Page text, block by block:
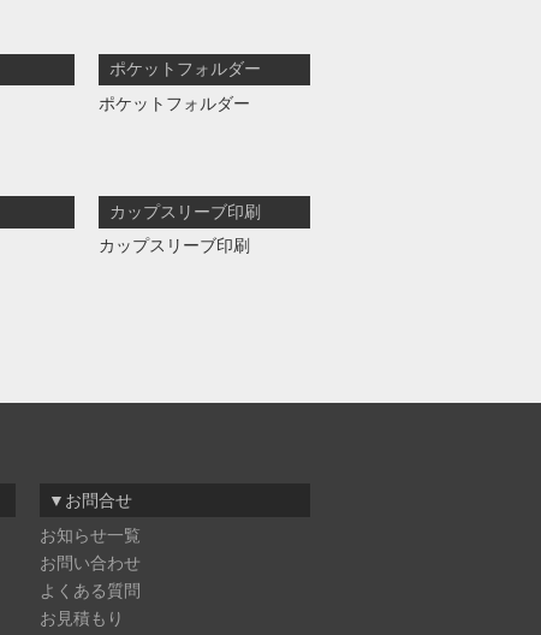
ポケットフォルダー
ポケットフォルダー
カップスリーブ印刷
カップスリーブ印刷
▼お問合せ
お知らせ一覧
お問い合わせ
よくある質問
お見積もり